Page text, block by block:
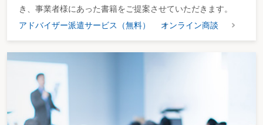
き、事業者様にあった書籍をご提案させていただきます。
アドバイザー派遣サービス（無料）
オンライン商談